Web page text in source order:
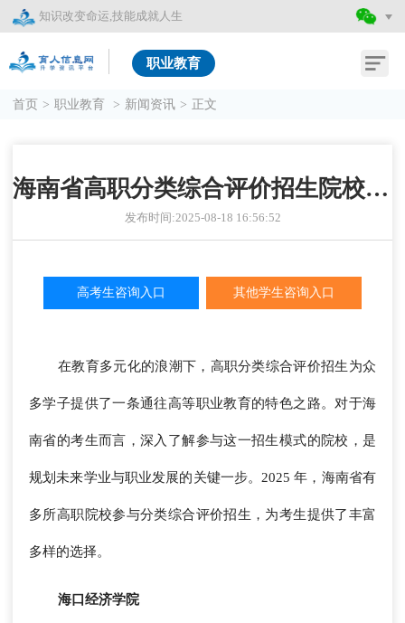
知识改变命运,技能成就人生
职业教育
首页 > 职业教育 > 新闻资讯 > 正文
海南省高职分类综合评价招生院校有哪些？
发布时间:2025-08-18 16:56:52
高考生咨询入口 其他学生咨询入口
在教育多元化的浪潮下，高职分类综合评价招生为众
多学子提供了一条通往高等职业教育的特色之路。对于海
南省的考生而言，深入了解参与这一招生模式的院校，是
规划未来学业与职业发展的关键一步。2025 年，海南省有
多所高职院校参与分类综合评价招生，为考生提供了丰富
多样的选择。
海口经济学院